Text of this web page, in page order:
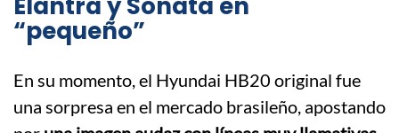
Elantra y Sonata en
“pequeño”
En su momento, el Hyundai HB20 original fue
una sorpresa en el mercado brasileño, apostando